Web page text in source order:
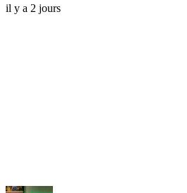
il y a 2 jours